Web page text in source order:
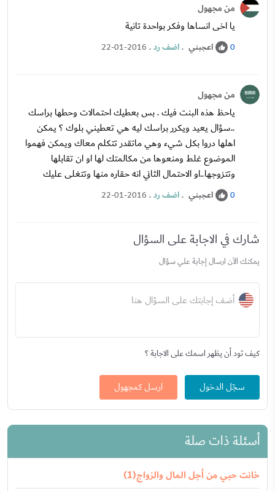
من مجهول
يا اخى انساها وفكر بواحدة تانية
0 اعجبني .اضف رد.
22-01-2016
من مجهول
ياحظ هذه البنت فيك . بس بعطيك احتمالات وحطها براسك
..سؤال يعيد ويكرر براسك ليه هي تعطيني بلوك ؟ يمكن
اهلها دروا بكل شيء وهي ماتقدر تتكلم معاك ويمكن فهموا
الموضوع غلط ومنعوها من مكالمتك لها او ان تقابلها
وتتزوجها..او الاحتمال الثاني انه حقاره منها وتتغلى عليك
0 اعجبني .اضف رد.
22-01-2016
شارك في الاجابة على السؤال
يمكنك الآن ارسال إجابة علي سؤال
أضف إجابتك على السؤال هنا
كيف تود أن يظهر اسمك على الاجابة ؟
سجّل الدخول ارسل كمجهول
أسئلة ذات صلة
خانت حبي من أجل المال والزواج(1)